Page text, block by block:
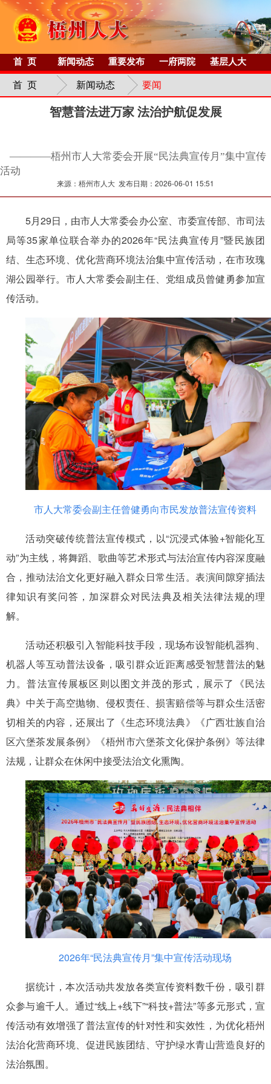
首 页 新闻动态 重要发布 一府两院 基层人大
首 页 新闻动态 要闻
智慧普法进万家 法治护航促发展
————梧州市人大常委会开展“民法典宣传月”集中宣传
活动
来源：梧州市人大 发布日期：2026-06-01 15:51
5月29日，由市人大常委会办公室、市委宣传部、市司法
局等35家单位联合举办的2026年“民法典宣传月”暨民族团
结、生态环境、优化营商环境法治集中宣传活动，在市玫瑰
湖公园举行。市人大常委会副主任、党组成员曾健勇参加宣
传活动。
市人大常委会副主任曾健勇向市民发放普法宣传资料
活动突破传统普法宣传模式，以“沉浸式体验+智能化互
动”为主线，将舞蹈、歌曲等艺术形式与法治宣传内容深度融
合，推动法治文化更好融入群众日常生活。表演间隙穿插法
律知识有奖问答，加深群众对民法典及相关法律法规的理
解。
活动还积极引入智能科技手段，现场布设智能机器狗、
机器人等互动普法设备，吸引群众近距离感受智慧普法的魅
力。普法宣传展板区则以图文并茂的形式，展示了《民法
典》中关于高空抛物、侵权责任、损害赔偿等与群众生活密
切相关的内容，还展出了《生态环境法典》《广西壮族自治
区六堡茶发展条例》《梧州市六堡茶文化保护条例》等法律
法规，让群众在休闲中接受法治文化熏陶。
2026年“民法典宣传月”集中宣传活动现场
据统计，本次活动共发放各类宣传资料数千份，吸引群
众参与逾千人。通过“线上+线下”“科技+普法”等多元形式，宣
传活动有效增强了普法宣传的针对性和实效性，为优化梧州
法治化营商环境、促进民族团结、守护绿水青山营造良好的
法治氛围。